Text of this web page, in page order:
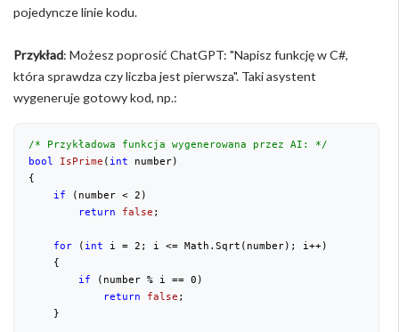
pojedyncze linie kodu.
Przykład: Możesz poprosić ChatGPT: "Napisz funkcję w C#,
która sprawdza czy liczba jest pierwsza". Taki asystent
wygeneruje gotowy kod, np.:
/* Przykładowa funkcja wygenerowana przez AI: */
bool
IsPrime ( int number)
{
if (number < 2 )
return
false ;
for ( int i = 2 ; i <= Math.Sqrt(number); i++)
    {
if (number % i == 0 )
return
false ;
    }